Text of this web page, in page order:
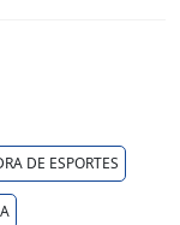
DE ESPORTES